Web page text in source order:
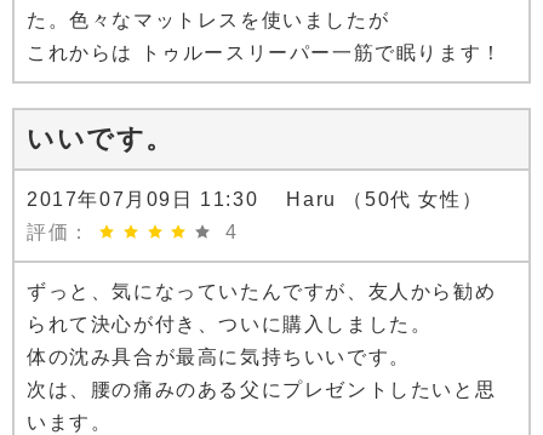
た。色々なマットレスを使いましたが
これからは トゥルースリーパー一筋で眠ります！
いいです。
2017年07月09日 11:30 Haru （50代 女性）
評価：
4
ずっと、気になっていたんですが、友人から勧め
られて決心が付き、ついに購入しました。
体の沈み具合が最高に気持ちいいです。
次は、腰の痛みのある父にプレゼントしたいと思
います。